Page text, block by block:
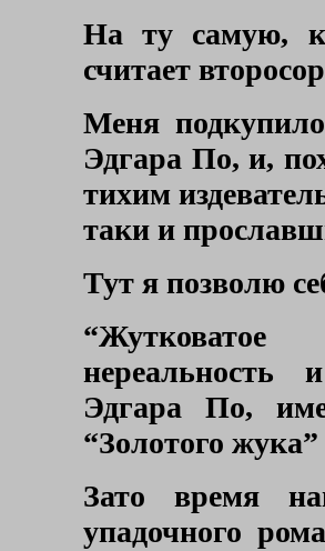
На ту самую,
считает
Меня подкупило
Эдгара По, и,
тихим
таки и
Тут я позволю
нереальность
Эдгара По,
“Золотого
Зато время
упадочного